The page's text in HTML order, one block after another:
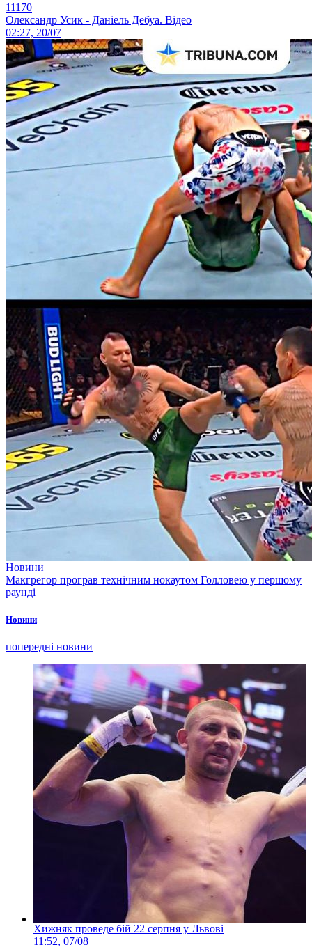
11170
Олександр Усик - Даніель Дебуа. Відео
02:27, 20/07
Новини
Макгрегор програв технічним нокаутом Голловею у першому
раунді
Новини
попередні новини
Хижняк проведе бій 22 серпня у Львові
11:52, 07/08